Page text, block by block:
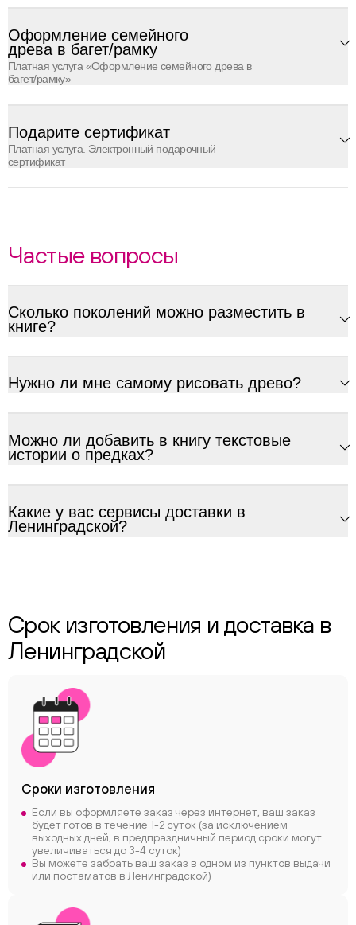
Оформление семейного
древа в багет/рамку
Платная услуга «Оформление семейного древа в
багет/рамку»
Подарите сертификат
Платная услуга. Электронный подарочный
сертификат
Частые вопросы
Сколько поколений можно разместить в
книге?
Нужно ли мне самому рисовать древо?
Можно ли добавить в книгу текстовые
истории о предках?
Какие у вас сервисы доставки в
Ленинградской?
Срок изготовления и доставка в
Ленинградской
Сроки изготовления
Если вы оформляете заказ через интернет, ваш заказ
будет готов в течение 1-2 суток (за исключением
выходных дней, в предпраздничный период сроки могут
увеличиваться до 3-4 суток)
Вы можете забрать ваш заказ в одном из пунктов выдачи
или постаматов в Ленинградской)